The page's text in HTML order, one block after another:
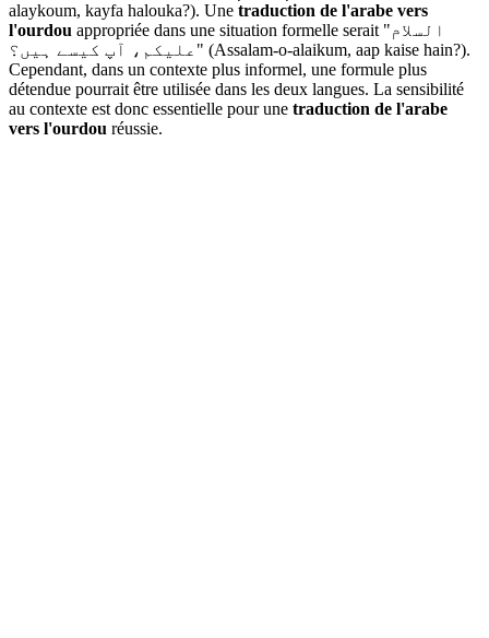
alaykoum, kayfa halouka?). Une traduction de l'arabe vers
l'ourdou appropriée dans une situation formelle serait "السلام
علیکم، آپ کیسے ہیں؟" (Assalam-o-alaikum, aap kaise hain?).
Cependant, dans un contexte plus informel, une formule plus
détendue pourrait être utilisée dans les deux langues. La sensibilité
au contexte est donc essentielle pour une traduction de l'arabe
vers l'ourdou réussie.